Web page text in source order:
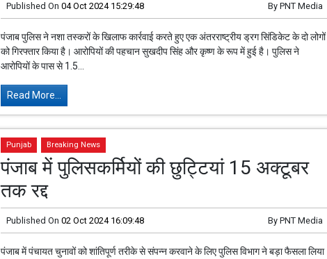
Published On 04 Oct 2024 15:29:48 By PNT Media
पंजाब पुलिस ने नशा तस्करों के खिलाफ कार्रवाई करते हुए एक अंतरराष्ट्रीय ड्रग सिंडिकेट के दो लोगों
को गिरफ्तार किया है। आरोपियों की पहचान सुखदीप सिंह और कृष्ण के रूप में हुई है। पुलिस ने
आरोपियों के पास से 1.5...
Read More...
Punjab Breaking News
पंजाब में पुलिसकर्मियों की छुट्टियां 15 अक्टूबर
तक रद्द
Published On 02 Oct 2024 16:09:48 By PNT Media
पंजाब में पंचायत चुनावों को शांतिपूर्ण तरीके से संपन्न करवाने के लिए पुलिस विभाग ने बड़ा फैसला लिया